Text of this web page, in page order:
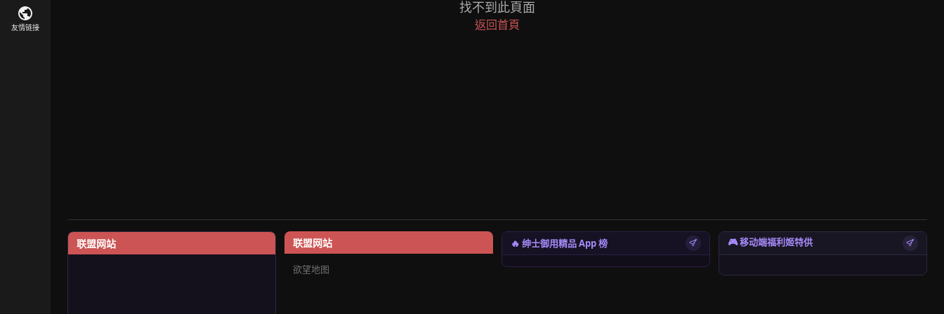
友情链接
找不到此頁面
返回首頁
联盟网站 联盟网站
欲望地图
🔥 绅士御用精品 App 榜 🎮 移动端福利姬特供